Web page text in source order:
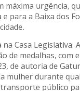
máxima urgência,
para a Baixa dos
Casa Legislativa.
de medalhas, com
de autoria de
mulher durante
transporte público